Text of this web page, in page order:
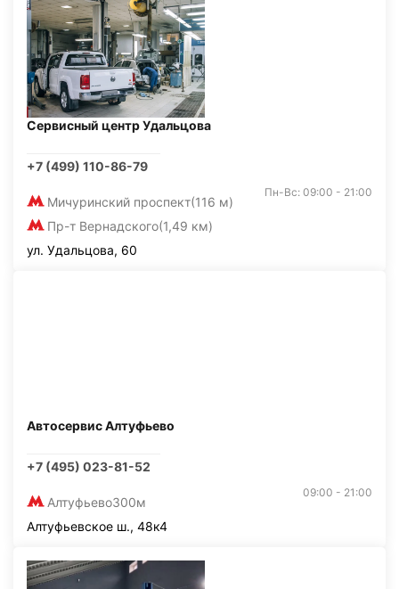
Сервисный центр Удальцова
+7 (499) 110-86-79
Мичуринский проспект(116 м)
Пр-т Вернадского(1,49 км)
Пн-Вс: 09:00 - 21:00
ул. Удальцова, 60
Автосервис Алтуфьево
+7 (495) 023-81-52
Алтуфьево300м
09:00 - 21:00
Алтуфьевское ш., 48к4